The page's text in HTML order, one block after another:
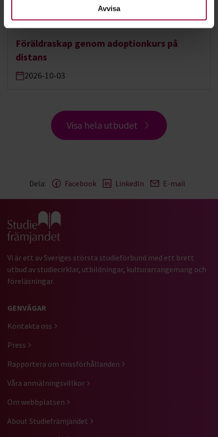
Avvisa
Distans hela landet:
Föräldraskap genom adoptionkurs på
distans
2026-10-03
Visa hela utbudet
Dela: Facebook LinkedIn E-mail
Gå till studiefrämjandets startsida
Vi är ett av Sveriges största studieförbund med ett brett
utbud av studiecirklar, utbildningar, kulturarrangemang och
föreläsningar.
GENVÄGAR
Kontakta oss
Press
Rapportera om missförhållanden
Våra anmälningsvillkor
Om webbplatsen
About Studiefrämjandet